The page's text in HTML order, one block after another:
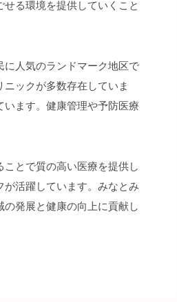
る環境を提供していくこと
人気のランドマーク地区で
ックが多数存在していま
ます。健康管理や予防医療
とで質の高い医療を提供し
活躍しています。みなとみ
発展と健康の向上に貢献し